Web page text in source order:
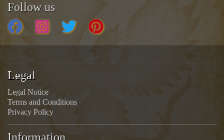
Follow us
Legal
Legal Notice
Terms and Conditions
Privacy Policy
Information